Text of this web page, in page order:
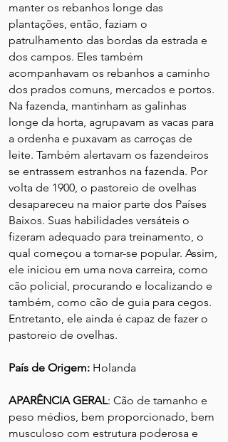
manter os rebanhos longe das
plantações, então, faziam o
patrulhamento das bordas da estrada e
dos campos. Eles também
acompanhavam os rebanhos a caminho
dos prados comuns, mercados e portos.
Na fazenda, mantinham as galinhas
longe da horta, agrupavam as vacas para
a ordenha e puxavam as carroças de
leite. Também alertavam os fazendeiros
se entrassem estranhos na fazenda. Por
volta de 1900, o pastoreio de ovelhas
desapareceu na maior parte dos Países
Baixos. Suas habilidades versáteis o
fizeram adequado para treinamento, o
qual começou a tornar-se popular. Assim,
ele iniciou em uma nova carreira, como
cão policial, procurando e localizando e
também, como cão de guia para cegos.
Entretanto, ele ainda é capaz de fazer o
pastoreio de ovelhas.
País de Origem: Holanda
APARÊNCIA GERAL: Cão de tamanho e
peso médios, bem proporcionado, bem
musculoso com estrutura poderosa e